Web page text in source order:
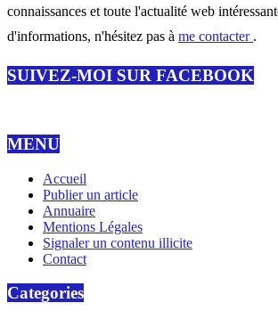
connaissances et toute l'actualité web
d'informations, n'hésitez pas à me contacter .
SUIVEZ-MOI SUR FACEBOOK
MENU
Accueil
Publier un article
Annuaire
Mentions Légales
Signaler un contenu illicite
Contact
Categories